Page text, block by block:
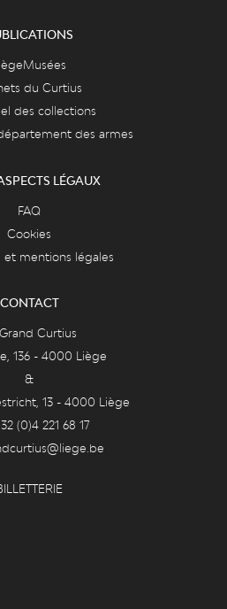
du Curtius
des collections
des armes
LÉGAUX
FAQ
Cookies
et mentions légales
CONTACT
Curtius
136 - 4000 Liège
&
13 - 4000 Liège
(0)4 221 68 17